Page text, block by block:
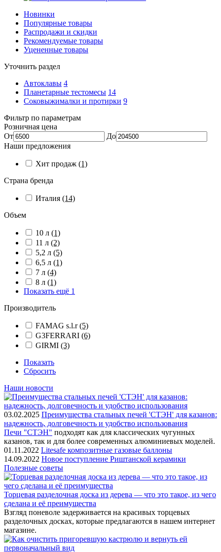
Новинки
Популярные товары
Распродажи и скидки
Рекомендуемые товары
Уцененные товары
Уточнить раздел
Автоклавы 4
Планетарные тестомесы 14
Соковыжималки и протирки 9
Фильтр по параметрам
Розничная цена
От
До
Наши предложения
Хит продаж (1)
Страна бренда
Италия (14)
Объем
10 л (1)
11 л (2)
5,2 л (5)
6,5 л (1)
7 л (4)
8 л (1)
Показать ещё 1
Производитель
FAMAG s.l.r(5)
G3FERRARI (6)
GIRMI (3)
Показать
Сбросить
Наши новости
03.02.2025 Преимущества стальных печей 'СТЭН' для казанов:
надежность, долговечность и удобство использования
Печи "СТЭН" подходят как для классических чугунных
казанов, так и для более современных алюминиевых моделей.
01.11.2022 Litesafe композитные газовые баллоны
14.09.2022 Новое поступление Риштанской керамики
Полезные советы
Торцевая разделочная доска из дерева — что это такое, из чего
сделана и её преимущества
Взгляд поневоле задерживается на красивых торцевых
разделочных досках, которые предлагаются в нашем интернет
магазине.